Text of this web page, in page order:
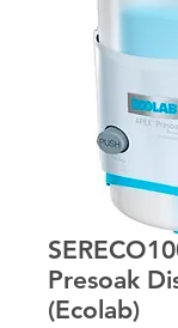
Presoak
(Ecolab)